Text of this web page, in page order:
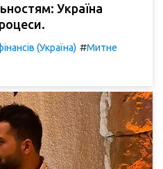
Україна
(Україна) #Митне